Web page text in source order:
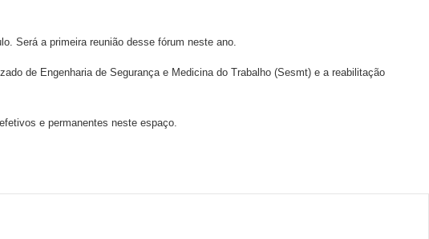
Será a primeira reunião desse fórum neste ano.
de Engenharia de Segurança e Medicina do Trabalho (Sesmt) e a reabilitação
e permanentes neste espaço.